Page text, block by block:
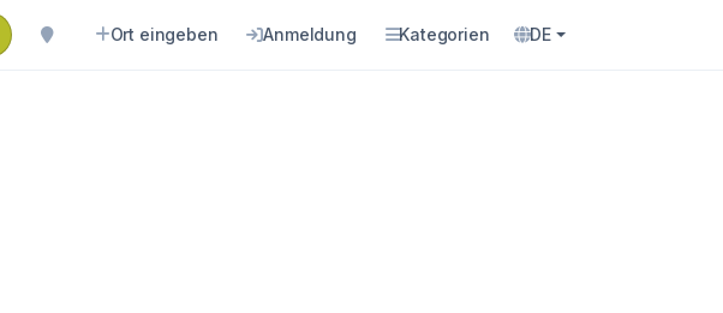
Ort eingeben Anmeldung Kategorien DE